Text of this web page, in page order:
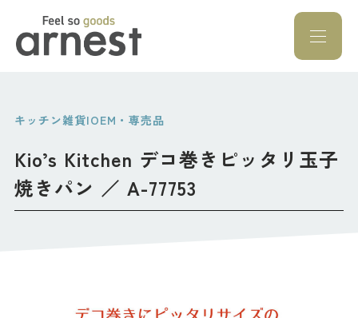
Feel so goods
キッチン雑貨|OEM・専売品
Kio’s Kitchen デコ巻きピッタリ玉子
焼きパン ／ A-77753